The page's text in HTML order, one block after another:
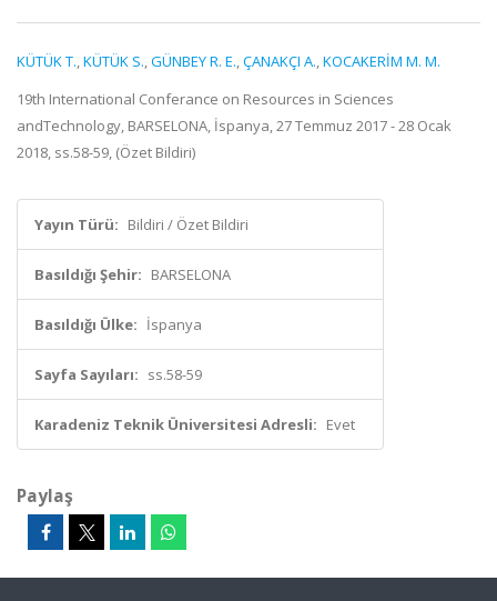
KÜTÜK T.,KÜTÜK S.,GÜNBEY R. E.,ÇANAKÇI A.,KOCAKERİM M. M.
19th International Conferance on Resources in Sciences
andTechnology, BARSELONA, İspanya, 27 Temmuz 2017 - 28 Ocak
2018, ss.58-59, (Özet Bildiri)
Yayın Türü: Bildiri / Özet Bildiri
Basıldığı Şehir: BARSELONA
Basıldığı Ülke: İspanya
Sayfa Sayıları: ss.58-59
Karadeniz Teknik Üniversitesi Adresli: Evet
Paylaş